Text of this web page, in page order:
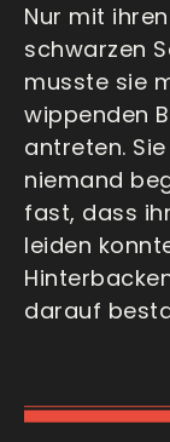
Nur mit
schwarzen
musste sie
wippenden
antreten.
niemand
fast, dass
leiden
darauf